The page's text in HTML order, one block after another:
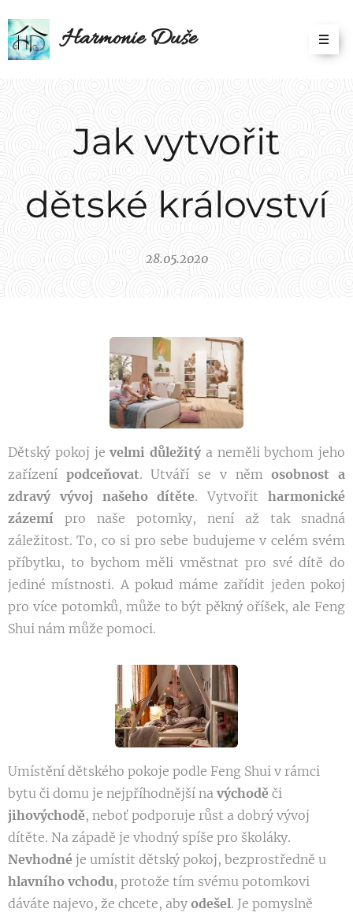
Harmonie Duše
Jak vytvořit
dětské království
28.05.2020
Dětský pokoj jevelmi důležitýa neměli bychom jeho
zařízení podceňovat. Utváří se v němosobnost a
zdravý vývoj našeho dítěte. Vytvořitharmonické
zázemí pro naše potomky, není až tak snadná
záležitost. To, co si pro sebe budujeme v celém svém
příbytku, to bychom měli vměstnat pro své dítě do
jediné místnosti. A pokud máme zařídit jeden pokoj
pro více potomků, může to být pěkný oříšek, ale Feng
Shui nám může pomoci.
Umístění dětského pokoje podle Feng Shui v rámci
bytu či domu je nejpříhodnější na východě či
jihovýchodě, neboť podporuje růst a dobrý vývoj
dítěte. Na západě je vhodný spíše pro školáky.
Nevhodné je umístit dětský pokoj, bezprostředně u
hlavního vchodu, protože tím svému potomkovi
dáváte najevo, že chcete, aby odešel. Je pomyslně